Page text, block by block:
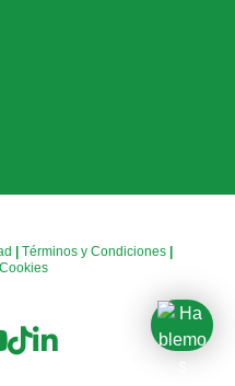
Términos y Condiciones|